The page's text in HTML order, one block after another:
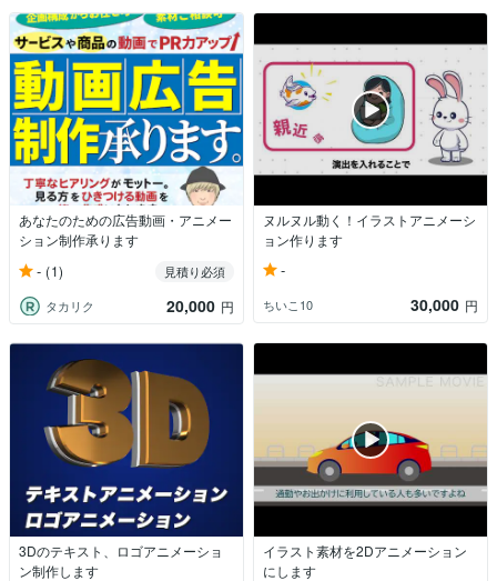
あなたのための広告動画・アニメー
ション制作承ります
- (1)
見積り必須
タカリク
20,000 円
ヌルヌル動く！イラストアニメーシ
ョン作ります
-
ちいこ10 30,000 円
3Dのテキスト、ロゴアニメーショ
ン制作します
イラスト素材を2Dアニメーション
にします